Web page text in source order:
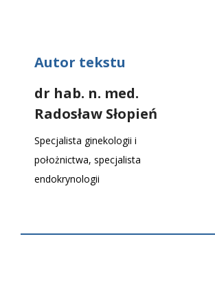
Autor tekstu
dr hab. n. med.
Radosław Słopień
Specjalista ginekologii i
położnictwa, specjalista
endokrynologii